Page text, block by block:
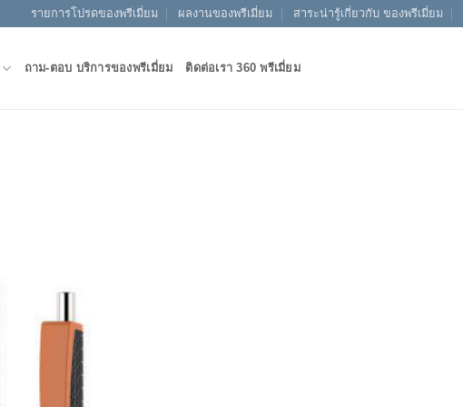
รายการโปรดของพรีเมี่ยม ผลงานของพรีเมี่ยม สาระน่ารู้เกี่ยวกับ ของพรีเมี่ยม
ถาม-ตอบ บริการของพรีเมี่ยม ติดต่อเรา 360 พรีเมี่ยม